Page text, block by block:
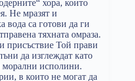
хора, които
Не мразят и
вода са готови да ги
тяхната омраза.
присъствие Той прави
да изглеждат като
морални исполини.
в които не могат да